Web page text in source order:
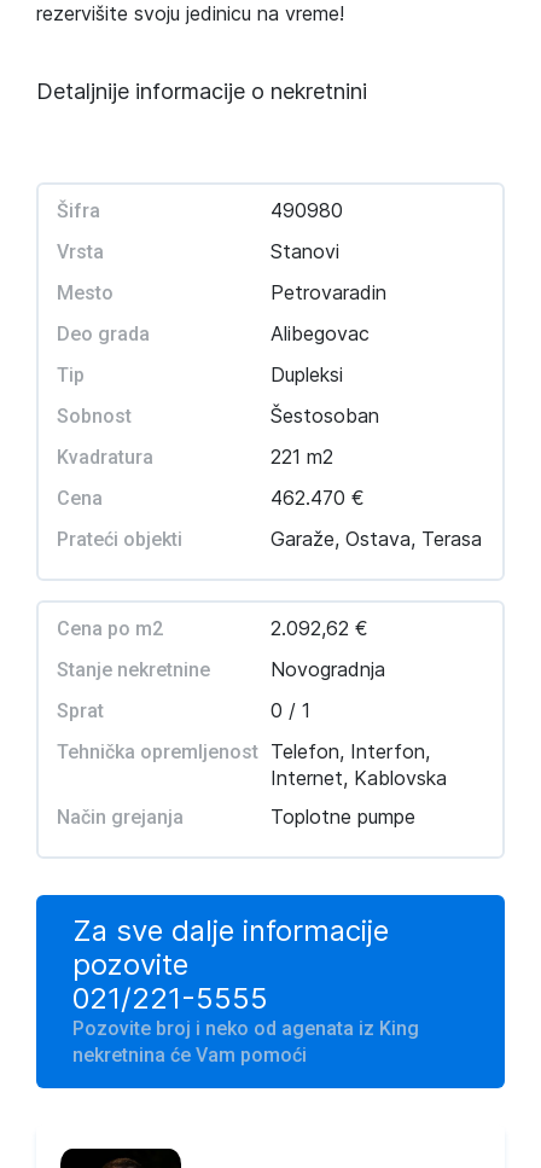
rezervišite svoju jedinicu na vreme!
Detaljnije informacije o nekretnini
Šifra 490980
Vrsta Stanovi
Mesto Petrovaradin
Deo grada Alibegovac
Tip Dupleksi
Sobnost Šestosoban
Kvadratura 221 m2
Cena 462.470 €
Prateći objekti Garaže, Ostava, Terasa
Cena po m2 2.092,62 €
Stanje nekretnine Novogradnja
Sprat 0 / 1
Tehnička opremljenost Telefon, Interfon,
Internet, Kablovska
Način grejanja Toplotne pumpe
Za sve dalje informacije
pozovite
021/221-5555
Pozovite broj i neko od agenata iz King
nekretnina će Vam pomoći